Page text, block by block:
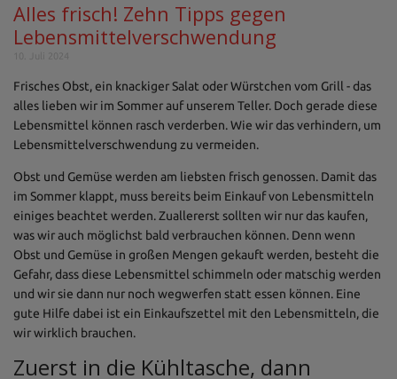
Alles frisch! Zehn Tipps gegen
Lebensmittelverschwendung
Frisches Obst, ein knackiger Salat oder Würstchen vom Grill - das
alles lieben wir im Sommer auf unserem Teller. Doch gerade diese
Lebensmittel können rasch verderben. Wie wir das verhindern, um
Lebensmittelverschwendung zu vermeiden.
Obst und Gemüse werden am liebsten frisch genossen. Damit das
im Sommer klappt, muss bereits beim Einkauf von Lebensmitteln
einiges beachtet werden. Zuallererst sollten wir nur das kaufen,
was wir auch möglichst bald verbrauchen können. Denn wenn
Obst und Gemüse in großen Mengen gekauft werden, besteht die
Gefahr, dass diese Lebensmittel schimmeln oder matschig werden
und wir sie dann nur noch wegwerfen statt essen können. Eine
gute Hilfe dabei ist ein Einkaufszettel mit den Lebensmitteln, die
wir wirklich brauchen.
Zuerst in die Kühltasche, dann